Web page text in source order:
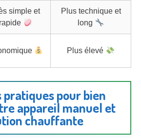
simple et
rapide
Plus technique et
long
Plus élevé
pratiques pour bien
appareil manuel et
chauffante